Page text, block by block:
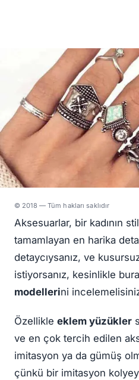
© 2018 — Tüm hakları saklıdır
Aksesuarlar, bir kadının
tamamlayan en harika
detaycıysanız, ve
istiyorsanız, kesinlikle
modellerini
Özellikle eklem yüzükler
ve en çok tercih edilen
imitasyon ya da gümüş
çünkü bir imitasyon